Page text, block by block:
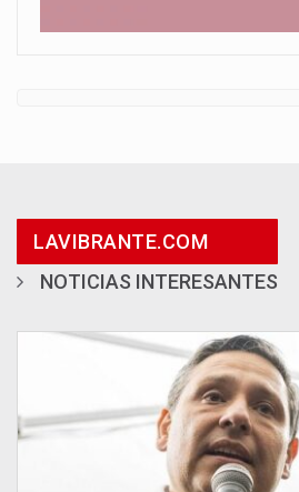
LAVIBRANTE.COM
NOTICIAS INTERESANTES